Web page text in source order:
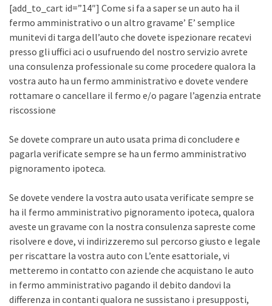
[add_to_cart id=”14″] Come si fa a saper se un auto ha il
fermo amministrativo o un altro gravame’ E’ semplice
munitevi di targa dell’auto che dovete ispezionare recatevi
presso gli uffici aci o usufruendo del nostro servizio avrete
una consulenza professionale su come procedere qualora la
vostra auto ha un fermo amministrativo e dovete vendere
rottamare o cancellare il fermo e/o pagare l’agenzia entrate
riscossione
Se dovete comprare un auto usata prima di concludere e
pagarla verificate sempre se ha un fermo amministrativo
pignoramento ipoteca.
Se dovete vendere la vostra auto usata verificate sempre se
ha il fermo amministrativo pignoramento ipoteca, qualora
aveste un gravame con la nostra consulenza sapreste come
risolvere e dove, vi indirizzeremo sul percorso giusto e legale
per riscattare la vostra auto con L’ente esattoriale, vi
metteremo in contatto con aziende che acquistano le auto
in fermo amministrativo pagando il debito dandovi la
differenza in contanti qualora ne sussistano i presupposti,